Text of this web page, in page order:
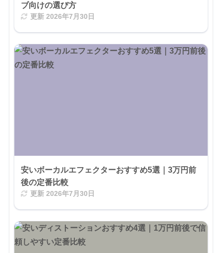
ブ向けの選び方
更新2026年7月30日
安いボーカルエフェクターおすすめ5選｜3万円前
後の定番比較
更新2026年7月30日